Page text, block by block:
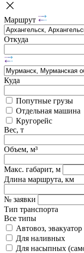
Маршрут
Откуда
Куда
Попутные грузы
Отдельная машина
Кругорейс
Вес, т
Объем, м³
Макс. габарит, м
Длина маршрута, км
№ заявки
Тип транспорта
Все типы
Автовоз, эвакуатор
Для наливных
Для насыпных